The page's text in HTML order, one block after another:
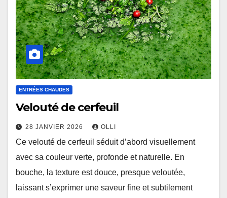
ENTRÉES CHAUDES
Velouté de cerfeuil
28 JANVIER 2026 OLLI
Ce velouté de cerfeuil séduit d’abord visuellement
avec sa couleur verte, profonde et naturelle. En
bouche, la texture est douce, presque veloutée,
laissant s’exprimer une saveur fine et subtilement